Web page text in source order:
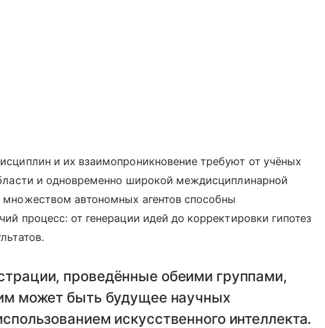
и их взаимопроникновение требуют от учёных
и одновременно широкой междисциплинарной
автономных агентов способны
процесс: от генерации идей до корректировки гипотез
проведённые обеими группами,
может быть будущее научных
искусственного интеллекта.